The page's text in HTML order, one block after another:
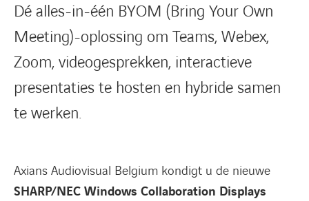
Dé alles-in-één BYOM (Bring Your Own
Meeting)-oplossing om Teams, Webex,
Zoom, videogesprekken, interactieve
presentaties te hosten en hybride samen
te werken.
Axians Audiovisual Belgium kondigt u de nieuwe
SHARP/NEC Windows Collaboration Displays